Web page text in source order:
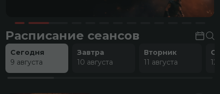
Расписание сеансов
Сегодня
9 августа
Завтра
10 августа
Вторник
11 августа
12